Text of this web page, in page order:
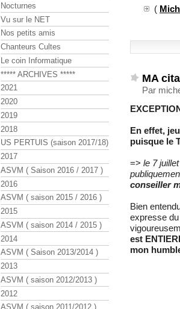
(
MA
Par
En effet,
puisque le
=> le 7
conseiller
Bien
expresse
est
mon
Nocturnes
Vu sur le NET
Nos petits amis
Chanteurs Cultes
Le coin Informatique
***** ARCHIVES *****
2021
2020
2019
2018
US PERTUIS (saison 2017/18)
2017
ASVM ( Saison 2016 / 2017 )
2016
ASVM ( saison 2015 / 2016 )
2015
ASVM ( saison 2014 / 2015 )
2014
ASVM ( Saison 2013/2014 )
2013
ASVM ( saison 2012/2013 )
2012
ASVM ( saison 2011/2012 )